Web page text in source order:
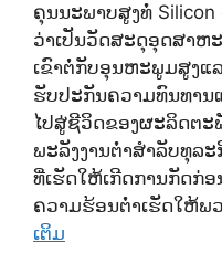
ຄຸນນະພາບສູງທໍ່
ວ່າເປັນວັດສະດຸອຸດສາຫ
ເຂົາຕໍ່ກັບອຸນຫະພູມສູງແ
ຮັບປະກັນຄວາມທົນທານ
ໄປສູ່ຊີວິດຂອງຜະລິດຕະ
ພະລັງງານຕ່ໍາສໍາລັບທຸລ
ທີ່ເຮັດໃຫ້ເກີດການກັດກ່
ຄວາມຮ້ອນຕ່ໍາເຮັດໃຫ້
ເຕິມ